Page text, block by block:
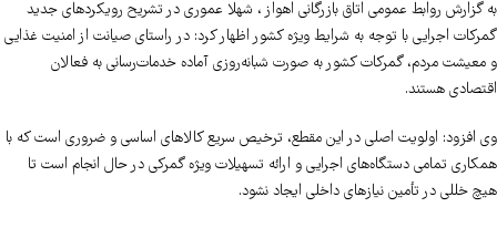
به گزارش روابط عمومی اتاق بازرگانی اهواز ، شهلا عموری در تشریح رویکردهای جدید
گمرکات اجرایی با توجه به شرایط ویژه کشور اظهار کرد: در راستای صیانت از امنیت غذایی
و معیشت مردم، گمرکات کشور به صورت شبانه‌روزی آماده خدمات‌رسانی به فعالان
اقتصادی هستند.
وی افزود: اولویت اصلی در این مقطع، ترخیص سریع کالاهای اساسی و ضروری است که با
همکاری تمامی دستگاه‌های اجرایی و ارائه تسهیلات ویژه گمرکی در حال انجام است تا
هیچ خللی در تأمین نیازهای داخلی ایجاد نشود.